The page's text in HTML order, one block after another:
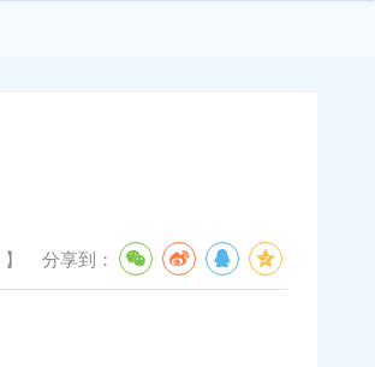
】 分享到：